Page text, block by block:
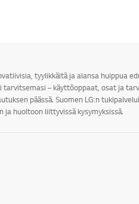
tyylikkäitä ja alansa huippua
– käyttöoppaat, osat ja
päässä. Suomen LG:n
huoltoon liittyvissä kysymyksissä.